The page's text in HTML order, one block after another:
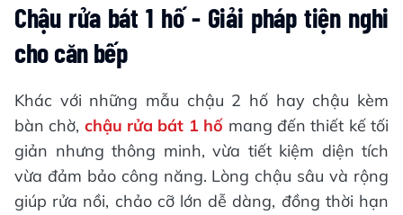
Chậu rửa bát 1 hố - Giải pháp tiện nghi
cho căn bếp
Khác với những mẫu chậu 2 hố hay chậu kèm
bàn chờ, chậu rửa bát 1 hố mang đến thiết kế tối
giản nhưng thông minh, vừa tiết kiệm diện tích
vừa đảm bảo công năng. Lòng chậu sâu và rộng
giúp rửa nồi, chảo cỡ lớn dễ dàng, đồng thời hạn